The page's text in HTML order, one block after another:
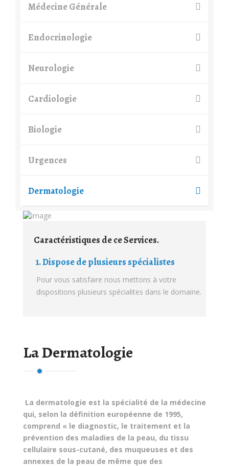
Médecine Générale
Endocrinologie
Neurologie
Cardiologie
Biologie
Urgences
Dermatologie
Caractéristiques de ce Services.
1. Dispose de plusieurs spécialistes
Pour vous satisfaire nous mettons à votre
dispositions plusieurs spécialites dans le domaine.
La Dermatologie
La dermatologie est la spécialité de la médecine
qui, selon la définition européenne de 1995,
comprend « le diagnostic, le traitement et la
prévention des maladies de la peau, du tissu
cellulaire sous-cutané, des muqueuses et des
annexes de la peau de même que des